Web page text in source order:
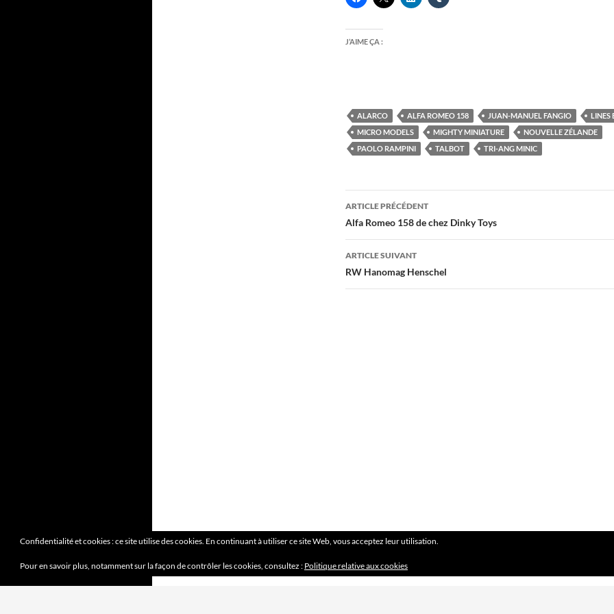
J’AIME ÇA :
ALARCO ALFA ROMEO 158 JUAN-MANUEL FANGIO
LINES
MICRO MODELS
MIGHTY MINIATURE
NOUVELLE ZÉLANDE
PAOLO RAMPINI
TALBOT TRI-ANG MINIC
Navigation
des
articles
ARTICLE PRÉCÉDENT
Alfa Romeo 158 de chez Dinky Toys
ARTICLE SUIVANT
RW Hanomag Henschel
Confidentialité et cookies : ce site utilise des cookies. En continuant à utiliser ce site Web, vous acceptez leur utilisation.
Pour en savoir plus, notamment sur la façon de contrôler les cookies, consultez : Politique relative aux cookies